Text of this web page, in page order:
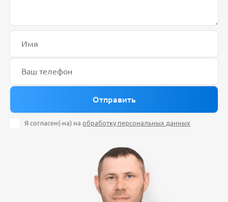
Я согласен(-на) наобработку персональных данных